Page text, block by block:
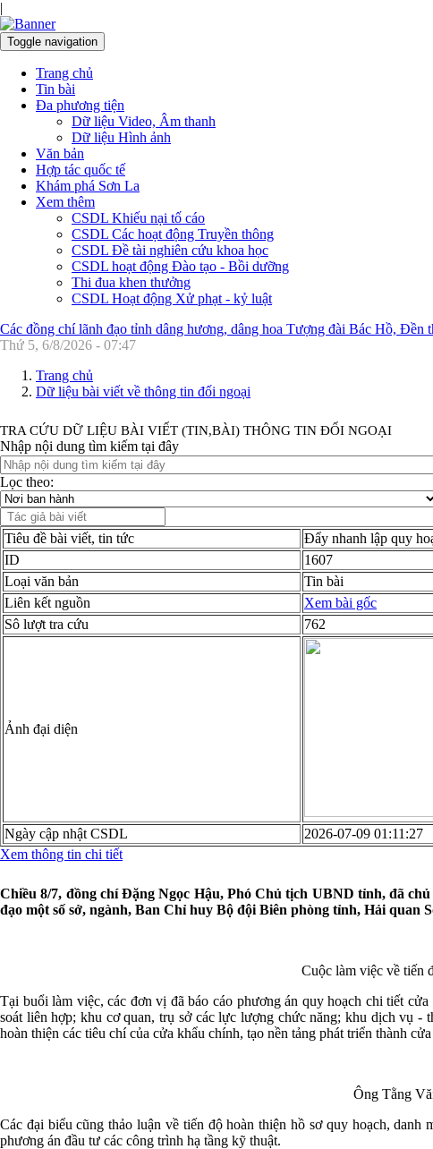
|
Toggle navigation
Trang chủ
Tin bài
Đa phương tiện
Dữ liệu Video, Âm thanh
Dữ liệu Hình ảnh
Văn bản
Hợp tác quốc tế
Khám phá Sơn La
Xem thêm
CSDL Khiếu nại tố cáo
CSDL Các hoạt động Truyền thông
CSDL Đề tài nghiên cứu khoa học
CSDL hoạt động Đào tạo - Bồi dưỡng
Thi đua khen thưởng
CSDL Hoạt động Xử phạt - kỷ luật
Các đồng chí lãnh đạo tỉnh dâng hương, dâng hoa Tượng đài Bác Hồ,
Thứ 5, 6/8/2026 - 07:47
Trang chủ
Dữ liệu bài viết về thông tin đối ngoại
TRA CỨU DỮ LIỆU BÀI VIẾT (TIN,BÀI) THÔNG TIN ĐỐI NGOẠI
Nhập nội dung tìm kiếm tại đây
Lọc theo:
Tiêu đề bài viết, tin tức
Đẩy nhanh lập quy
ID
1607
Loại văn bản
Tin bài
Liên kết nguồn
Xem bài gốc
Sô lượt tra cứu
762
Ảnh đại diện
Ngày cập nhật CSDL
2026-07-09 01:11:27
Xem thông tin chi tiết
Chiều 8/7, đồng chí Đặng Ngọc Hậu, Phó Chủ tịch UBND tỉnh, đã
đạo một số sở, ngành, Ban Chỉ huy Bộ đội Biên phòng tỉnh, Hải quan
Cuộc làm việc về tiến
Tại buổi làm việc, các đơn vị đã báo cáo phương án quy hoạch chi tiết
soát liên hợp; khu cơ quan, trụ sở các lực lượng chức năng; khu dịch vụ -
hoàn thiện các tiêu chí của cửa khẩu chính, tạo nền tảng phát triển thành
Ông Tằng
Các đại biểu cũng thảo luận về tiến độ hoàn thiện hồ sơ quy hoạch,
phương án đầu tư các công trình hạ tầng kỹ thuật.